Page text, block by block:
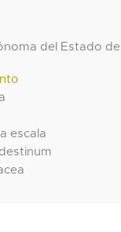
del Estado de
escala